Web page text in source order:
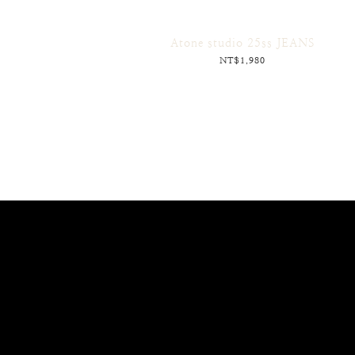
Atone studio 25ss JEANS
NT$1,980